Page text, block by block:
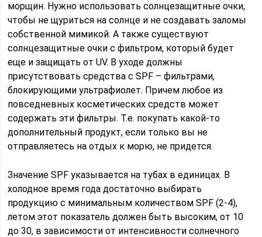
морщин. Нужно использовать солнцезащитные очки,
чтобы не щуриться на солнце и не создавать заломы
собственной мимикой. А также существуют
солнцезащитные очки с фильтром, который будет
еще и защищать от UV. В уходе должны
присутствовать средства с SPF – фильтрами,
блокирующими ультрафиолет. Причем любое из
повседневных косметических средств может
содержать эти фильтры. Т.е. покупать какой-то
дополнительный продукт, если только вы не
отправляетесь на отдых к морю, не придется.
Значение SPF указывается на тубах в единицах. В
холодное время года достаточно выбирать
продукцию с минимальным количеством SPF (2-4),
летом этот показатель должен быть высоким, от 10
до 30, в зависимости от интенсивности солнечного